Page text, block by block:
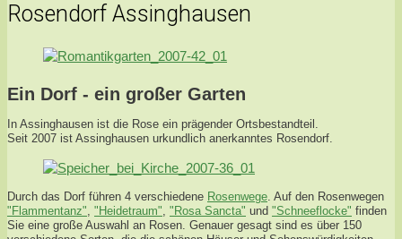
Rosendorf Assinghausen
Ein Dorf - ein großer Garten
In Assinghausen ist die Rose ein prägender Ortsbestandteil.
Seit 2007 ist Assinghausen urkundlich anerkanntes Rosendorf.
Durch das Dorf führen 4 verschiedene Rosenwege. Auf den Rosenwegen
"Flammentanz", "Heidetraum", "Rosa Sancta" und "Schneeflocke" finden
Sie eine große Auswahl an Rosen. Genauer gesagt sind es über 150